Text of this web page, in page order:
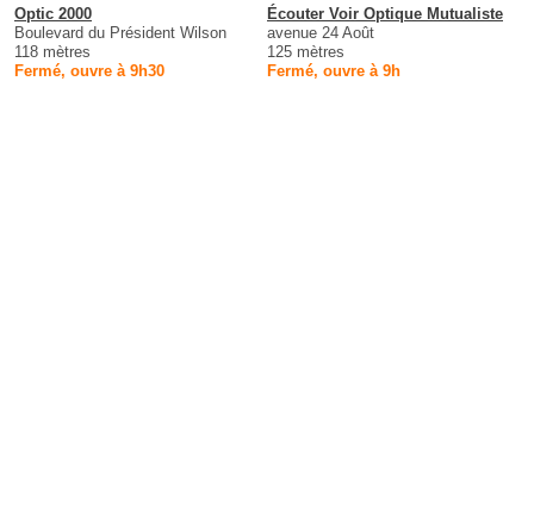
Optic 2000
Boulevard du Président Wilson
118 mètres
Fermé, ouvre à 9h30
Écouter Voir Optique Mutualiste
avenue 24 Août
125 mètres
Fermé, ouvre à 9h